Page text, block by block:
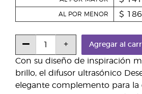
Con su diseño de inspiración
brillo, el difusor ultrasónico
elegante complemento para la
AL POR MENOR $
Agregar al